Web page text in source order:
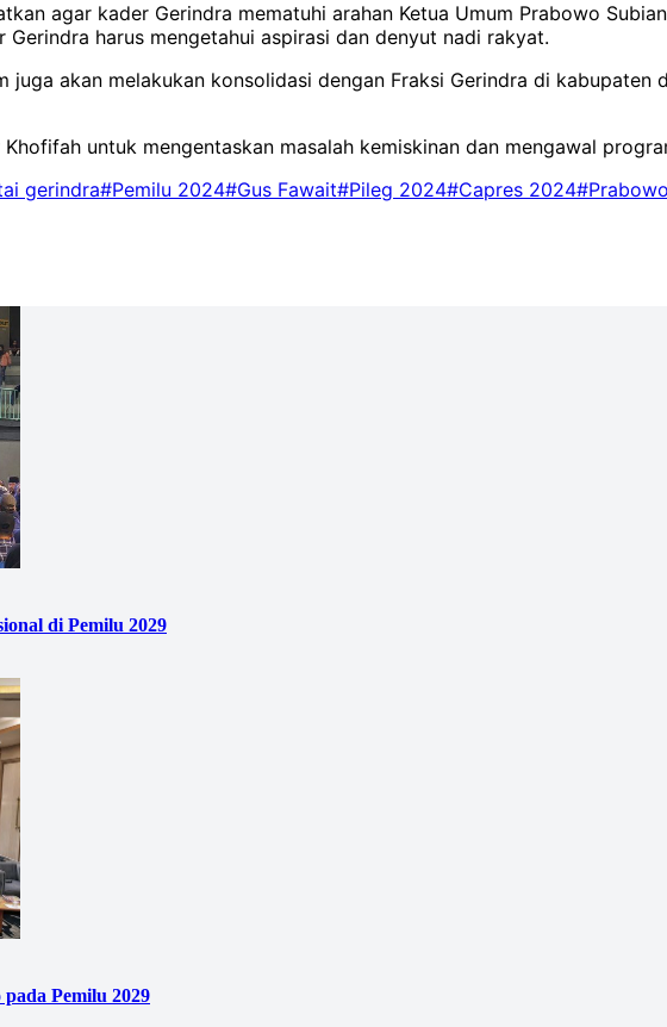
agar kader Gerindra mematuhi arahan Ketua Umum Prabowo
harus mengetahui aspirasi dan denyut nadi rakyat.
juga akan melakukan konsolidasi dengan Fraksi Gerindra di kabupaten
untuk mengentaskan masalah kemiskinan dan mengawal
gerindra#Pemilu 2024#Gus Fawait#Pileg 2024#Capres 2024
di Pemilu 2029
Pemilu 2029